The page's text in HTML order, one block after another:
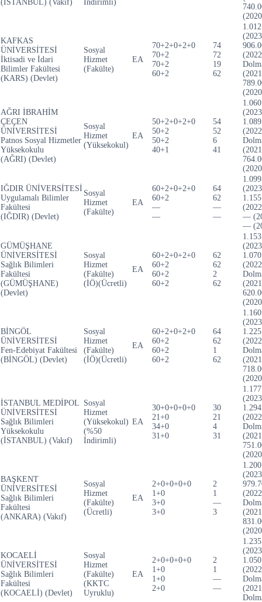
(İSTANBUL) (Vakıf) İndirimli)
KAFKAS
ÜNİVERSİTESİ
İktisadi ve İdari
Bilimler Fakültesi
(KARS) (Devlet)
Sosyal
Hizmet
(Fakülte)
EA
70+2+0+2+0
70+2
70+2
60+2
74
72
19
62
AĞRI İBRAHİM
ÇEÇEN
ÜNİVERSİTESİ
Patnos Sosyal Hizmetler
Yüksekokulu
(AĞRI) (Devlet)
Sosyal
Hizmet
(Yüksekokul)
EA
50+2+0+2+0
50+2
50+2
40+1
54
52
6
41
IĞDIR ÜNİVERSİTESİ
Uygulamalı Bilimler
Fakültesi
(IĞDIR) (Devlet)
Sosyal
Hizmet
(Fakülte)
EA
60+2+0+2+0
60+2
—
—
64
62
—
—
—
—
GÜMÜŞHANE
ÜNİVERSİTESİ
Sağlık Bilimleri
Fakültesi
(GÜMÜŞHANE)
(Devlet)
Sosyal
Hizmet
(Fakülte)
(İÖ)(Ücretli)
EA
60+2+0+2+0
60+2
60+2
60+2
62
62
2
62
BİNGÖL
ÜNİVERSİTESİ
Fen-Edebiyat Fakültesi
(BİNGÖL) (Devlet)
Sosyal
Hizmet
(Fakülte)
(İÖ)(Ücretli)
EA
60+2+0+2+0
60+2
60+2
60+2
64
62
1
62
İSTANBUL MEDİPOL
ÜNİVERSİTESİ
Sağlık Bilimleri
Yüksekokulu
(İSTANBUL) (Vakıf)
Sosyal
Hizmet
(Yüksekokul)
(%50
İndirimli)
EA
30+0+0+0+0
21+0
34+0
31+0
30
21
4
31
BAŞKENT
ÜNİVERSİTESİ
Sağlık Bilimleri
Fakültesi
(ANKARA) (Vakıf)
Sosyal
Hizmet
(Fakülte)
(Ücretli)
EA
2+0+0+0+0
1+0
3+0
3+0
2
1
—
3
KOCAELİ
ÜNİVERSİTESİ
Sağlık Bilimleri
Fakültesi
(KOCAELİ) (Devlet)
Sosyal
Hizmet
(Fakülte)
(KKTC
Uyruklu)
EA
2+0+0+0+0
1+0
1+0
2+0
2
1
—
—